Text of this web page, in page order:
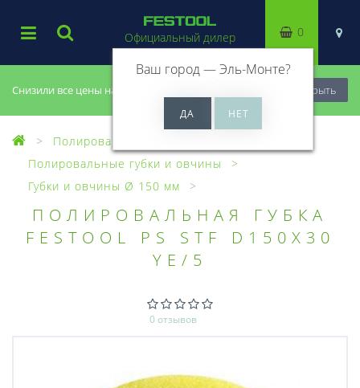
Снизили все цены на 20%, успей купить! Закрыть
Официальный дилер
Ваш город —Эль-Монте?
0
Полирование
Полировальные губки и овчины
Губки и овчины Ø 150 мм
ПОЛИРОВАЛЬНАЯ ГУБКА
FESTOOL PS STF D150X30
YE/5
0 отзывов